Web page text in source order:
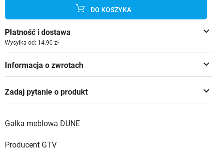
DO KOSZYKA
keyboard_arrow_down
Płatność i dostawa
Wysyłka od: 14.90 zł
keyboard_arrow_down
Informacja o zwrotach
keyboard_arrow_down
Zadaj pytanie o produkt
Gałka meblowa DUNE
Producent GTV